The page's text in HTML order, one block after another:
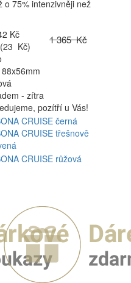
o 75% intenzivněji než
1 365 Kč
Kč
(23 Kč)
- zítra
pozítří u Vás!